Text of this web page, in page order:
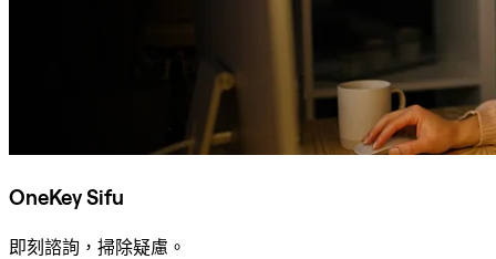
OneKey Sifu
即刻諮詢，掃除疑慮。